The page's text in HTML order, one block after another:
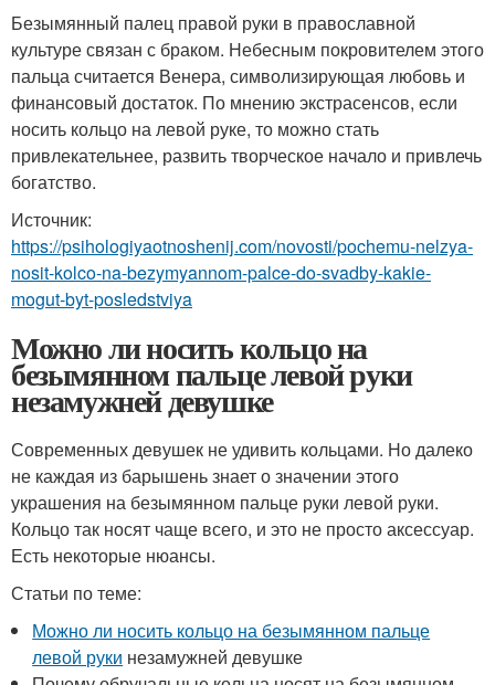
Безымянный палец правой руки в православной
культуре связан с браком. Небесным покровителем этого
пальца считается Венера, символизирующая любовь и
финансовый достаток. По мнению экстрасенсов, если
носить кольцо на левой руке, то можно стать
привлекательнее, развить творческое начало и привлечь
богатство.
Источник:
https://psihologiyaotnoshenij.com/novosti/pochemu-nelzya-
nosit-kolco-na-bezymyannom-palce-do-svadby-kakie-
mogut-byt-posledstviya
Можно ли носить кольцо на
безымянном пальце левой руки
незамужней девушке
Современных девушек не удивить кольцами. Но далеко
не каждая из барышень знает о значении этого
украшения на безымянном пальце руки левой руки.
Кольцо так носят чаще всего, и это не просто аксессуар.
Есть некоторые нюансы.
Статьи по теме:
Можно ли носить кольцо на безымянном пальце
левой руки незамужней девушке